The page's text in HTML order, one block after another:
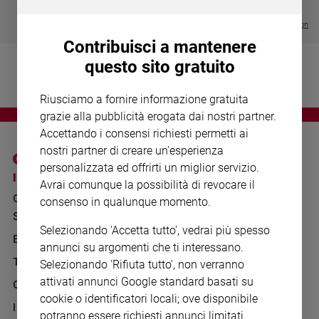
Devozione
fede
giorno
Santo
del
Società
e
valori
Visualizza tutte le collection
I SITI SAN PAOLO
GRUPPO EDITORIALE
SAN PAOLO
BENESSERE
TELENOVA
GAZZETTA D'ALBA
IL GIORNALINO
NOTE LEGALI
PRIVACY POLICY
WHISTLEBLOWING
SOCIAL
Contribuisci a mantenere
questo sito gratuito
Riusciamo a fornire informazione gratuita
grazie alla pubblicità erogata dai nostri partner.
Accettando i consensi richiesti permetti ai
nostri partner di creare un'esperienza
personalizzata ed offrirti un miglior servizio.
Avrai comunque la possibilità di revocare il
consenso in qualunque momento.
Selezionando 'Accetta tutto', vedrai più spesso
annunci su argomenti che ti interessano.
Selezionando 'Rifiuta tutto', non verranno
attivati annunci Google standard basati su
cookie o identificatori locali; ove disponibile
potranno essere richiesti annunci limitati.